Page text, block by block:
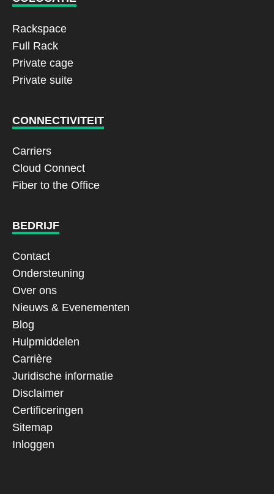
Rackspace
Full Rack
Private cage
Private suite
CONNECTIVITEIT
Carriers
Cloud Connect
Fiber to the Office
BEDRIJF
Contact
Ondersteuning
Over ons
Nieuws & Evenementen
Blog
Hulpmiddelen
Carrière
Juridische informatie
Disclaimer
Certificeringen
Sitemap
Inloggen